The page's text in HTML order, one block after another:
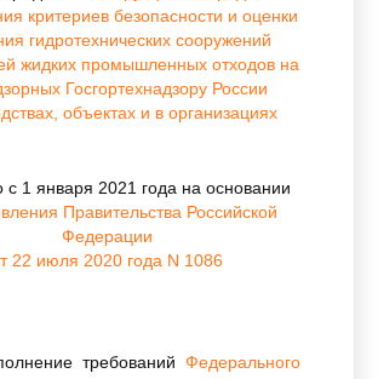
критериев безопасности и оценки
гидротехнических сооружений
жидких промышленных отходов на
Госгортехнадзору России
объектах и в организациях
1 января 2021 года на основании
Правительства Российской
Федерации
22 июля 2020 года N 1086
требований Федерального